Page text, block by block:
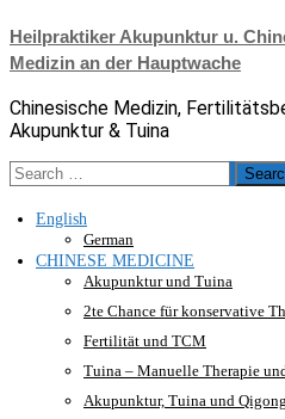
Skip
to
content
Heilpraktiker Akupunktur u.
Medizin an der Hauptwache
Chinesische Medizin,
Akupunktur & Tuina
Search
for:
English
German
CHINESE MEDICINE
Akupunktur und Tuina
2te Chance für konservative
Fertilität und TCM
Tuina – Manuelle Therapie
Akupunktur, Tuina und